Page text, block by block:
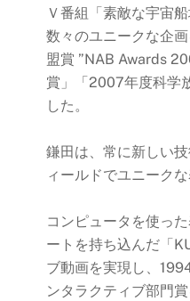
Ｖ番組「素敵な宇宙
数々のユニークな企
盟賞 ”NAB Awards
賞」「2007年度科学
した。
鎌田は、常に新しい
ィールドでユニーク
コンピュータを使っ
ートを持ち込んだ「
ブ動画を実現し、
ンタラクティブ部門